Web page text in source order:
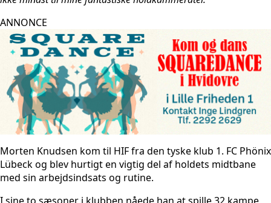
ANNONCE
Morten Knudsen kom til HIF fra den tyske klub 1. FC Phönix
Lübeck og blev hurtigt en vigtig del af holdets midtbane
med sin arbejdsindsats og rutine.